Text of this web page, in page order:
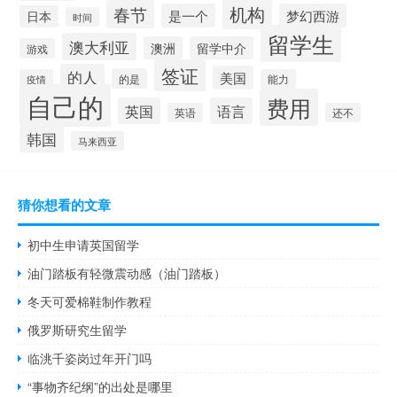
日本 时间 春节 是一个 机构 梦幻西游
游戏 澳大利亚 澳洲 留学中介 留学生
疫情 的人 的是 签证 美国 能力
自己的 英国 英语 语言 费用 还不
韩国 马来西亚
猜你想看的文章
初中生申请英国留学
油门踏板有轻微震动感（油门踏板）
冬天可爱棉鞋制作教程
俄罗斯研究生留学
临洮千姿岗过年开门吗
“事物齐纪纲”的出处是哪里